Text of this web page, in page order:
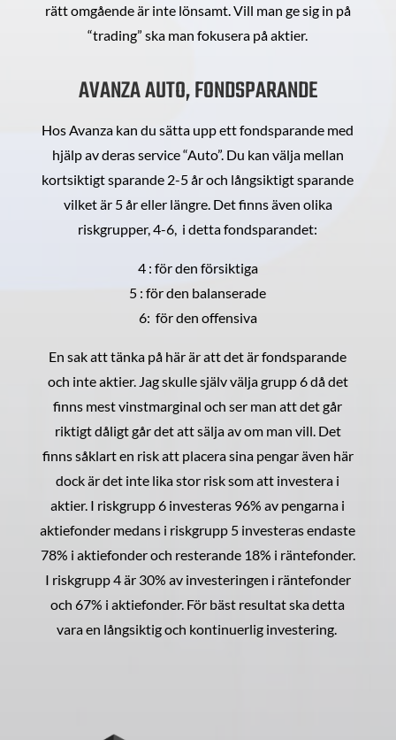
rätt omgående är inte lönsamt. Vill man ge sig in på
“trading” ska man fokusera på aktier.
AVANZA AUTO, FONDSPARANDE
Hos Avanza kan du sätta upp ett fondsparande med
hjälp av deras service “Auto”. Du kan välja mellan
kortsiktigt sparande 2-5 år och långsiktigt sparande
vilket är 5 år eller längre. Det finns även olika
riskgrupper, 4-6, i detta fondsparandet:
4 : för den försiktiga
5 : för den balanserade
6: för den offensiva
En sak att tänka på här är att det är fondsparande
och inte aktier. Jag skulle själv välja grupp 6 då det
finns mest vinstmarginal och ser man att det går
riktigt dåligt går det att sälja av om man vill. Det
finns såklart en risk att placera sina pengar även här
dock är det inte lika stor risk som att investera i
aktier. I riskgrupp 6 investeras 96% av pengarna i
aktiefonder medans i riskgrupp 5 investeras endaste
78% i aktiefonder och resterande 18% i räntefonder.
I riskgrupp 4 är 30% av investeringen i räntefonder
och 67% i aktiefonder. För bäst resultat ska detta
vara en långsiktig och kontinuerlig investering.